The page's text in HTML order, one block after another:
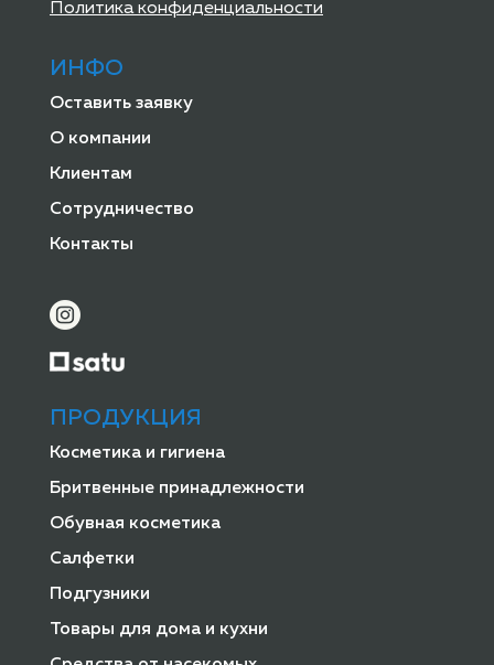
Политика конфиденциальности
ИНФО
Оставить заявку
О компании
Клиентам
Сотрудничество
Контакты
ПРОДУКЦИЯ
Косметика и гигиена
Бритвенные принадлежности
Обувная косметика
Салфетки
Подгузники
Товары для дома и кухни